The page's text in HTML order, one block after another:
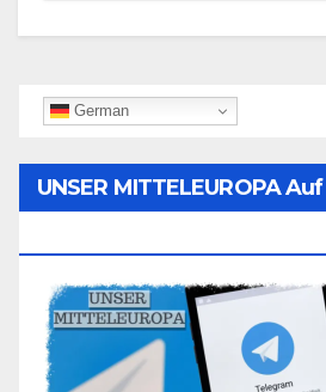
German
UNSER MITTELEUROPA